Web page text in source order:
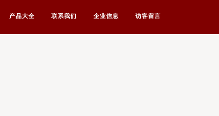
产品大全 联系我们 企业信息 访客留言